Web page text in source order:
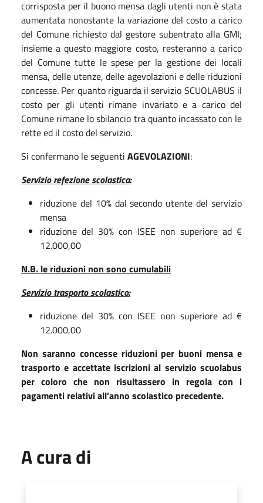
corrisposta per il buono mensa dagli utenti non è stata
aumentata nonostante la variazione del costo a carico
del Comune richiesto dal gestore subentrato alla GMI;
insieme a questo maggiore costo, resteranno a carico
del Comune tutte le spese per la gestione dei locali
mensa, delle utenze, delle agevolazioni e delle riduzioni
concesse. Per quanto riguarda il servizio SCUOLABUS il
costo per gli utenti rimane invariato e a carico del
Comune rimane lo sbilancio tra quanto incassato con le
rette ed il costo del servizio.
Si confermano le seguenti AGEVOLAZIONI:
Servizio refezione scolastica:
riduzione del 10% dal secondo utente del servizio
mensa
riduzione del 30% con ISEE non superiore ad €
12.000,00
N.B. le riduzioni non sono cumulabili
Servizio trasporto scolastico:
riduzione del 30% con ISEE non superiore ad €
12.000,00
Non saranno concesse riduzioni per buoni mensa e
trasporto e accettate iscrizioni al servizio scuolabus
per coloro che non risultassero in regola con i
pagamenti relativi all’anno scolastico precedente.
A cura di